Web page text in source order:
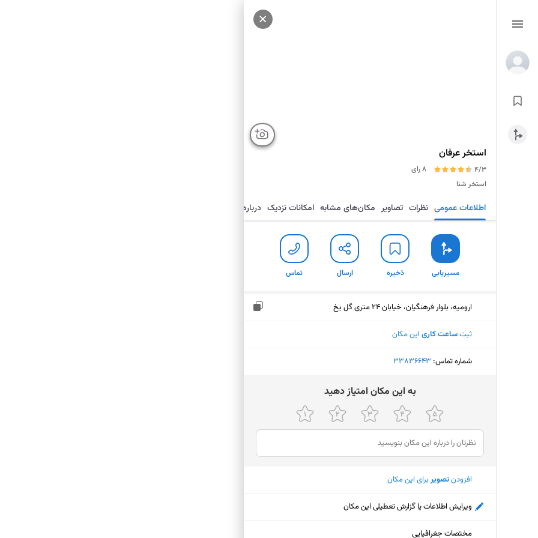
استخر عرفان
4/3
8 رای
استخر شنا
اطلاعات عمومی نظرات تصاویر مکان‌های مشابه امکانات نزدیک درباره
مسیریابی ذخیره ارسال تماس
ارومیه، بلوار فرهنگیان، خیابان 24 متری گل یخ
ثبتساعت کاری این مکان
شماره تماس: ‎33836643
ﺑﻪ اﯾﻦ ﻣﮑﺎن اﻣﺘﯿﺎز دﻫﯿﺪ
افزودنتصویربرای این مکان
ویرایش اطلاعات یا گزارش تعطیلی این مکان
مختصات جغرافیایی